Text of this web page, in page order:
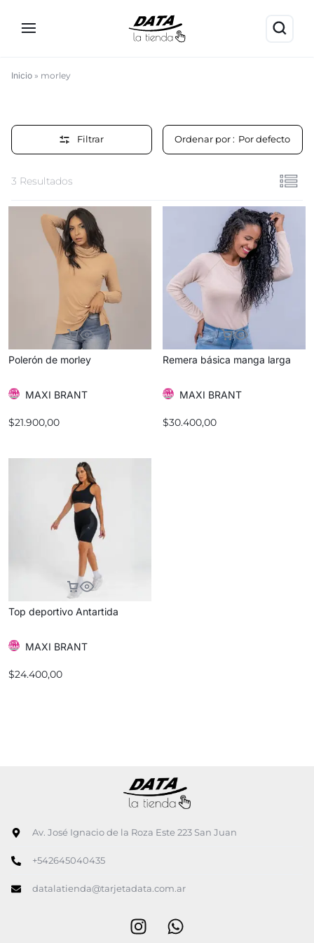
Inicio » morley
morley
Filtrar Ordenar por : Por defecto
3 Resultados
Polerón de morley
MAXI BRANT
$21.900,00
Remera básica manga larga
MAXI BRANT
$30.400,00
Top deportivo Antartida
MAXI BRANT
$24.400,00
Av. José Ignacio de la Roza Este 223 San Juan
+542645040435
datalatienda@tarjetadata.com.ar